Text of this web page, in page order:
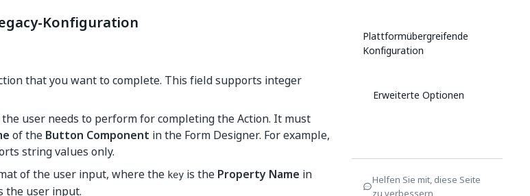
Konfiguration
that you want to complete. This field supports integer
user needs to perform for completing the Action. It must
of the Button Component in the Form Designer. For example,
string values only.
of the user input, where the key is the Property Name in
the user input.
Plattformübergreifende
Konfiguration
Erweiterte Optionen
Helfen Sie mit, diese Seite
zu verbessern